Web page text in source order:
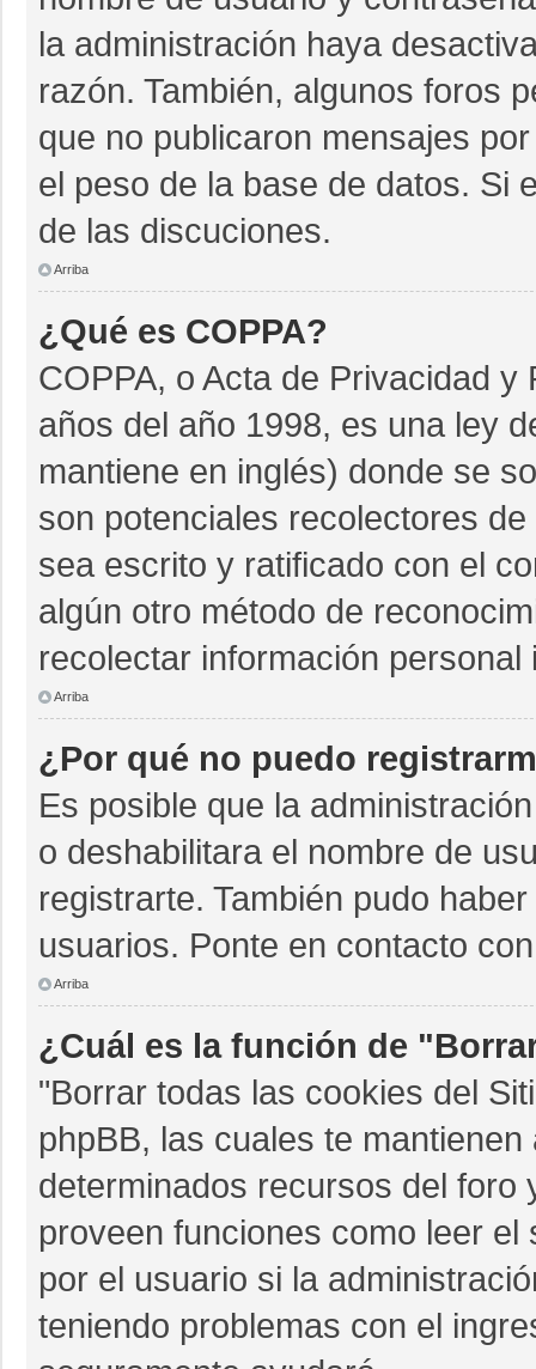
la administración haya
razón. También, algunos foros
que no publicaron mensajes
el peso de la base de datos. Si
de las discuciones.
Arriba
¿Qué es COPPA?
COPPA, o Acta de Privacidad
años del año 1998, es una ley
mantiene en inglés) donde se
son potenciales recolectores
sea escrito y ratificado con el
algún otro método de
recolectar información
Arriba
¿Por qué no puedo
Es posible que la
o deshabilitara el nombre de
registrarte. También pudo
usuarios. Ponte en contacto
Arriba
¿Cuál es la función de
"Borrar todas las cookies del
phpBB, las cuales te
determinados recursos del foro
proveen funciones como leer
por el usuario si la
teniendo problemas con el